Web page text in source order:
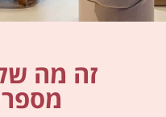
זה מה